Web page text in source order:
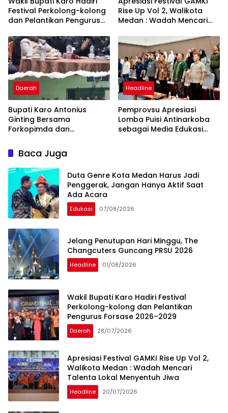
Festival Perkolong-kolong
dan Pelantikan Pengurus
Rise Up Vol 2, Walikota
Medan : Wadah Mencari
Jiwa
Daerah
Bupati Karo Antonius
Ginting Bersama
Forkopimda dan
Piala Dunia 2026
Headline
Pemprovsu Apresiasi
Lomba Puisi Antinarkoba
sebagai Media Edukasi
Baca Juga
Duta Genre Kota Medan Harus Jadi
Penggerak, Jangan Hanya Aktif Saat
Ada Acara
Edukasi 07/08/2026
Jelang Penutupan Hari Minggu, The
Changcuters Guncang PRSU 2026
Headline 01/08/2026
Wakil Bupati Karo Hadiri Festival
Perkolong-kolong dan Pelantikan
Pengurus Forsase 2026–2029
Daerah 28/07/2026
Apresiasi Festival GAMKI Rise Up Vol 2,
Walikota Medan : Wadah Mencari
Talenta Lokal Menyentuh Jiwa
Headline 20/07/2026